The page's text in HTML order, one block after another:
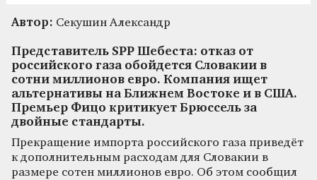
Автор: Секушин Александр
Представитель SPP Шебеста: отказ от
российского газа обойдется Словакии в
сотни миллионов евро. Компания ищет
альтернативы на Ближнем Востоке и в США.
Премьер Фицо критикует Брюссель за
двойные стандарты.
Прекращение импорта российского газа приведёт
к дополнительным расходам для Словакии в
размере сотен миллионов евро. Об этом сообщил